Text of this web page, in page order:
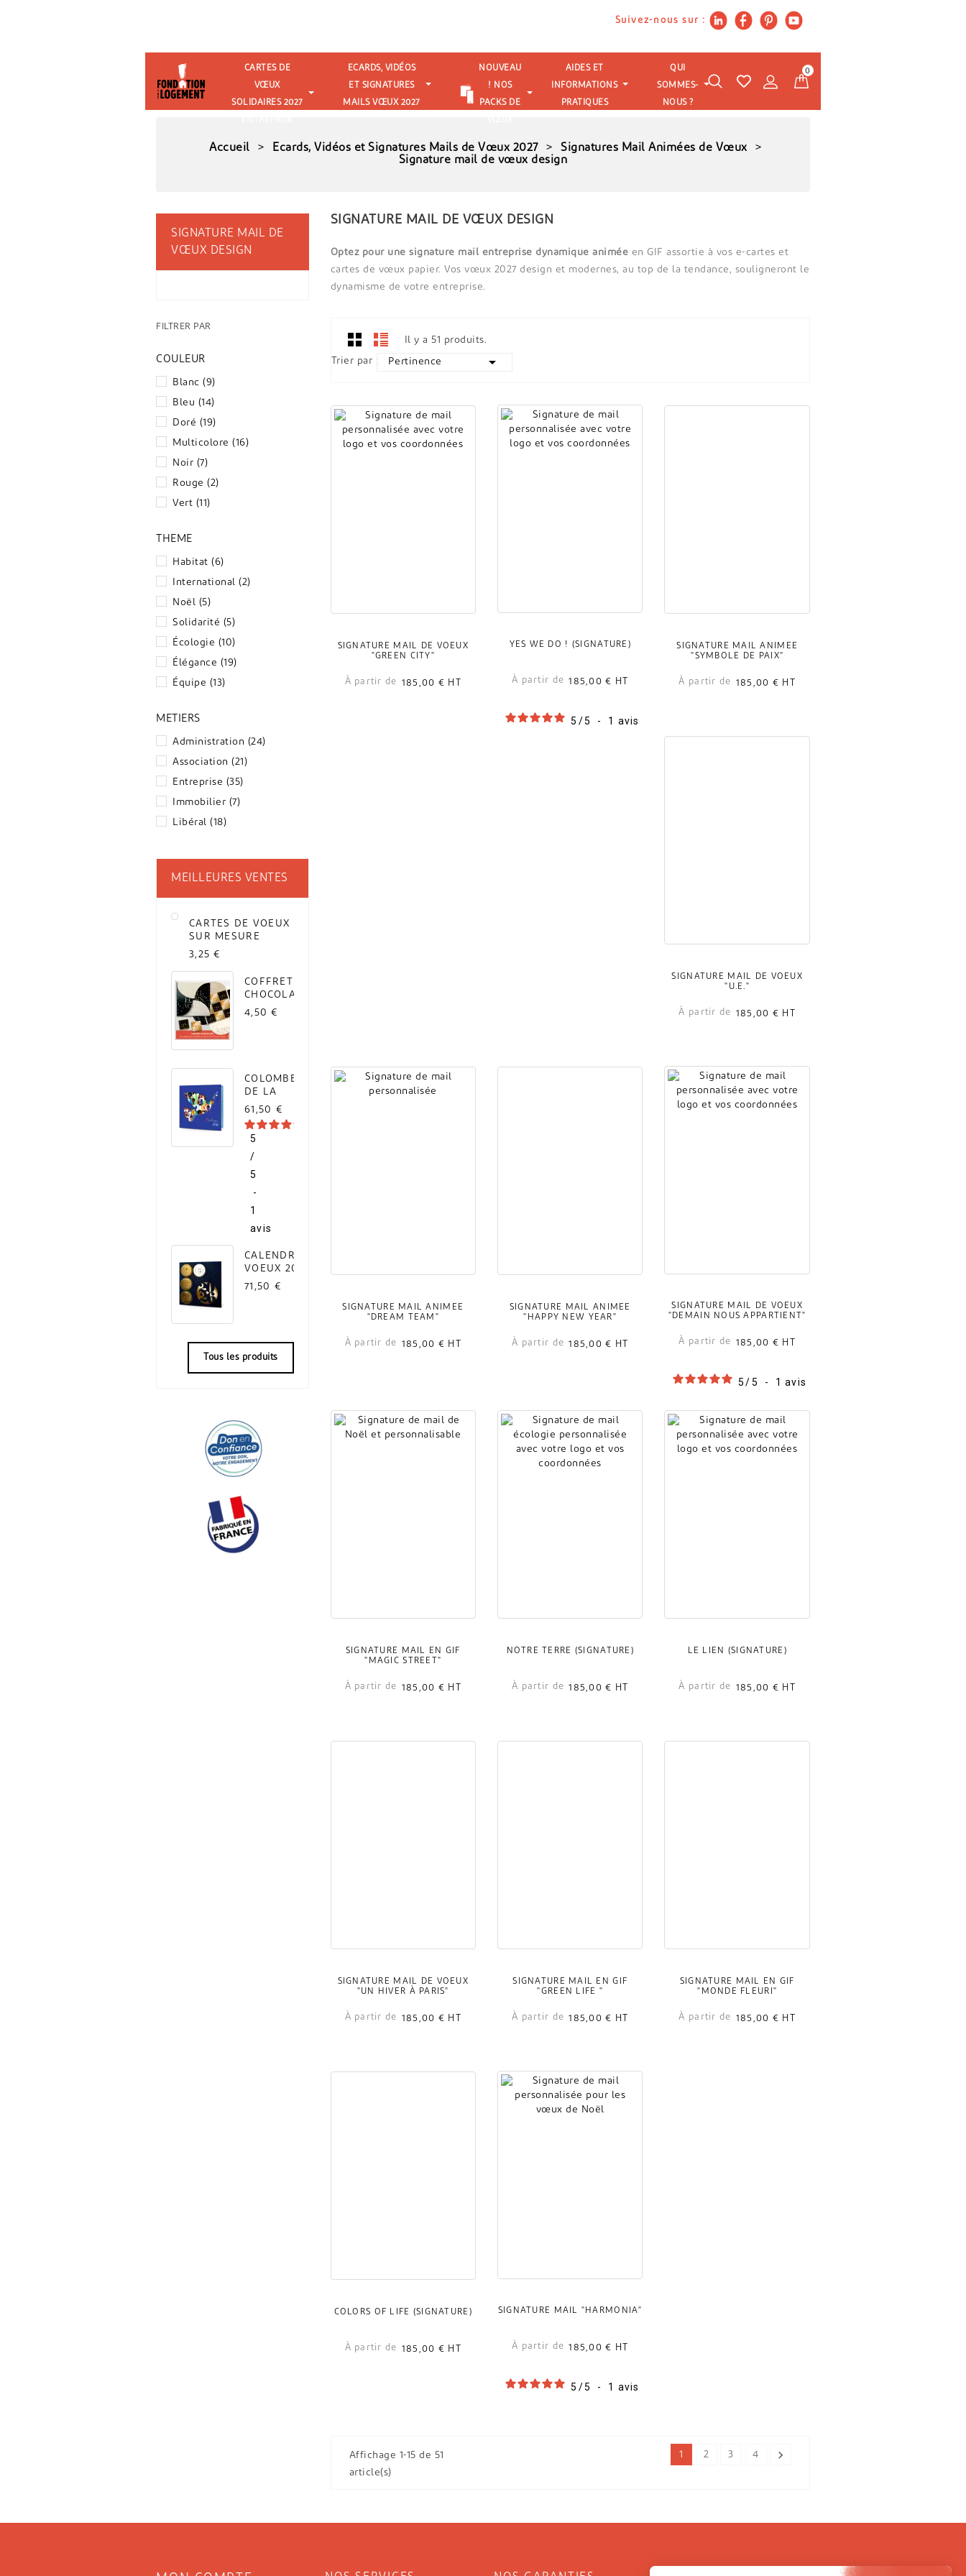
Suivez-nous sur :
CARTES DE
VŒUX
SOLIDAIRES 2027
ECARDS, VIDÉOS
ET SIGNATURES
MAILS VŒUX 2027
NOUVEAU
! NOS
PACKS DE
AIDES ET
INFORMATIONS
PRATIQUES
QUI
SOMMES-
NOUS ?
0
Accueil Ecards, Vidéos et Signatures Mails de Vœux 2027
Signatures Mail Animées de Vœux
Signature mail de vœux design
SIGNATURE MAIL DE
VŒUX DESIGN
FILTRER PAR
COULEUR
Blanc (9)
Bleu (14)
Doré (19)
Multicolore (16)
Noir (7)
Rouge (2)
Vert (11)
THÈME
Habitat (6)
International (2)
Noël (5)
Solidarité (5)
Écologie (10)
Élégance (19)
Équipe (13)
MÉTIERS
Administration (24)
Association (21)
Entreprise (35)
Immobilier (7)
Libéral (18)
MEILLEURES VENTES
CARTES DE VOEUX
SUR MESURE
3,25 €
COFFRET
CHOCOLATS
(À L'UNITÉ)
4,50 €
COLOMBE
DE LA
PAIX
(LOT DE...
61,50 €
5
/
5
-
1
avis
CALENDRIER
VOEUX 2027
LOGO
71,50 €
Tous les produits
SIGNATURE MAIL DE VŒUX DESIGN
Optez pour une signature mail entreprise dynamique animée en GIF assortie à vos e-cartes et
cartes de vœux papier. Vos vœux 2027 design et modernes, au top de la tendance, souligneront le
dynamisme de votre entreprise.
Il y a 51 produits.
Trier par :
Pertinence 
SIGNATURE MAIL DE VOEUX
"GREEN CITY"
À partir de 185,00 € HT
YES WE DO ! (SIGNATURE)
À partir de 185,00 € HT
5 /5 - 1 avis
SIGNATURE MAIL ANIMÉE
"SYMBOLE DE PAIX"
À partir de 185,00 € HT
SIGNATURE MAIL DE VOEUX
"U.E."
À partir de 185,00 € HT
SIGNATURE MAIL ANIMÉE
"DREAM TEAM"
À partir de 185,00 € HT
SIGNATURE MAIL ANIMÉE
"HAPPY NEW YEAR"
À partir de 185,00 € HT
SIGNATURE MAIL DE VOEUX
"DEMAIN NOUS APPARTIENT"
À partir de 185,00 € HT
5 /5 - 1avis
SIGNATURE MAIL EN GIF
"MAGIC STREET"
À partir de 185,00 € HT
NOTRE TERRE (SIGNATURE)
À partir de 185,00 € HT
LE LIEN (SIGNATURE)
À partir de 185,00 € HT
SIGNATURE MAIL DE VOEUX
"UN HIVER À PARIS"
À partir de 185,00 € HT
SIGNATURE MAIL EN GIF
"GREEN LIFE "
À partir de 185,00 € HT
SIGNATURE MAIL EN GIF
"MONDE FLEURI"
À partir de 185,00 € HT
COLORS OF LIFE (SIGNATURE)
À partir de 185,00 € HT
SIGNATURE MAIL "HARMONIA"
À partir de 185,00 € HT
5 /5 - 1 avis
Affichage 1-15 de 51
article(s)
1 2 3 4 